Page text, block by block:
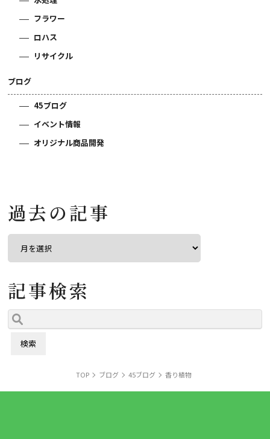
フラワー
ロハス
リサイクル
ブログ
45ブログ
イベント情報
オリジナル商品開発
過去の記事
記事検索
TOP ブログ 45ブログ 香り植物